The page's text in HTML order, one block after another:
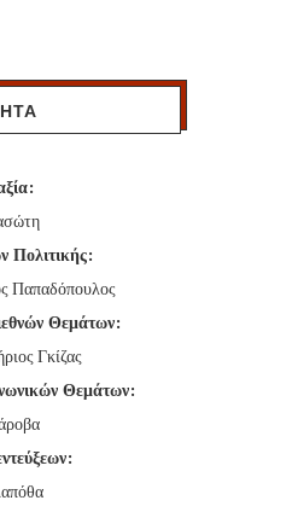
Πολιτικής:
Παπαδόπουλος
Θεμάτων:
Γκίζας
Θεμάτων: